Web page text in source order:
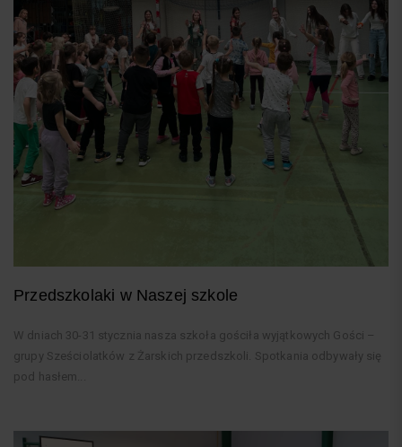
Przedszkolaki w Naszej szkole
W dniach 30-31 stycznia nasza szkoła gościła wyjątkowych Gości –
grupy Sześciolatków z Żarskich przedszkoli. Spotkania odbywały się
pod hasłem...